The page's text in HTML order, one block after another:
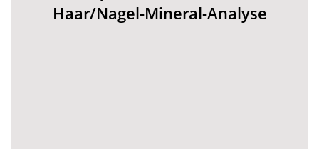
Haar/Nagel-Mineral-Analyse